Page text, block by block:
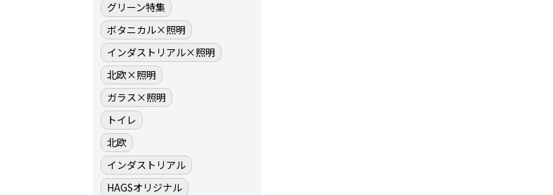
グリーン特集
ボタニカル×照明
インダストリアル×照明
北欧×照明
ガラス×照明
トイレ
北欧
インダストリアル
HAGSオリジナル